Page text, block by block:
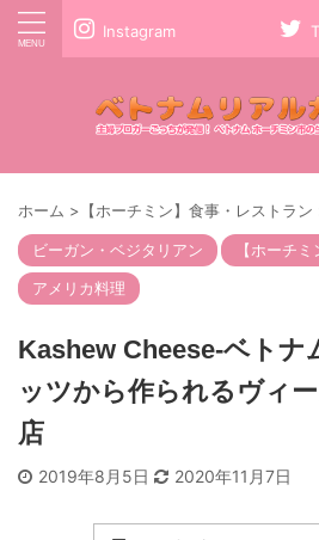
Instagram
ホーム > 【ホーチミン】食事・レストラン
ビーガン・ベジタリアン
【ホーチ
アメリカ料理
Kashew Cheese-ベトナ
ッツから作られるヴィ
店
2019年8月5日 2020年11月7日